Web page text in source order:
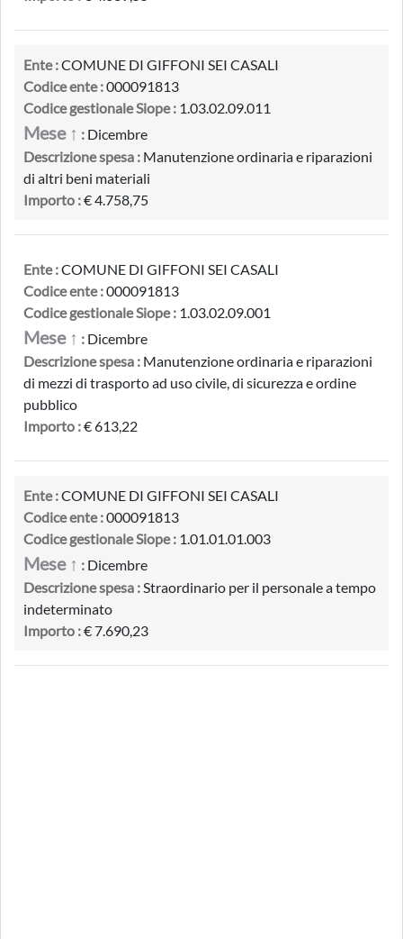
Ente :COMUNE DI GIFFONI SEI CASALI
Codice ente :000091813
Codice gestionale Siope : 1.03.02.09.011
Mese ↑ : Dicembre
Descrizione spesa : Manutenzione ordinaria e riparazioni
di altri beni materiali
Importo :€ 4.758,75
Ente :COMUNE DI GIFFONI SEI CASALI
Codice ente :000091813
Codice gestionale Siope : 1.03.02.09.001
Mese ↑ : Dicembre
Descrizione spesa : Manutenzione ordinaria e riparazioni
di mezzi di trasporto ad uso civile, di sicurezza e ordine
pubblico
Importo :€ 613,22
Ente :COMUNE DI GIFFONI SEI CASALI
Codice ente :000091813
Codice gestionale Siope : 1.01.01.01.003
Mese ↑ : Dicembre
Descrizione spesa :Straordinario per il personale a tempo
indeterminato
Importo :€ 7.690,23